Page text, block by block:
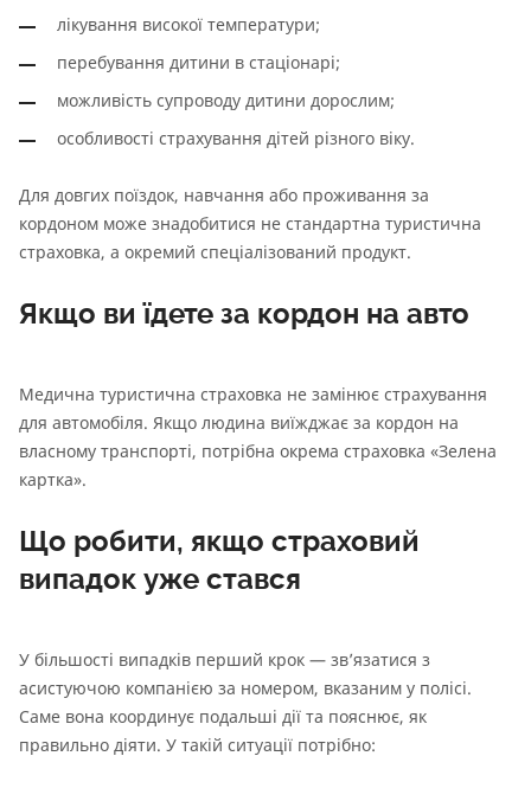
лікування високої температури;
перебування дитини в стаціонарі;
можливість супроводу дитини дорослим;
особливості страхування дітей різного віку.
Для довгих поїздок, навчання або проживання за
кордоном може знадобитися не стандартна туристична
страховка, а окремий спеціалізований продукт.
Якщо ви їдете за кордон на авто
Медична туристична страховка не замінює страхування
для автомобіля. Якщо людина виїжджає за кордон на
власному транспорті, потрібна окрема страховка «Зелена
картка».
Що робити, якщо страховий
випадок уже стався
У більшості випадків перший крок — зв’язатися з
асистуючою компанією за номером, вказаним у полісі.
Саме вона координує подальші дії та пояснює, як
правильно діяти. У такій ситуації потрібно: